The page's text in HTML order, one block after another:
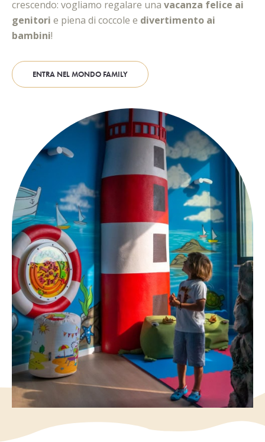
crescendo: vogliamo regalare una vacanza felice ai
genitori e piena di coccole e divertimento ai
bambini!
ENTRA NEL MONDO FAMILY